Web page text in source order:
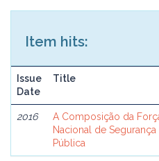
Item hits:
Issue
Date
Title
2016
A Composição da
Nacional de Segurança
Pública